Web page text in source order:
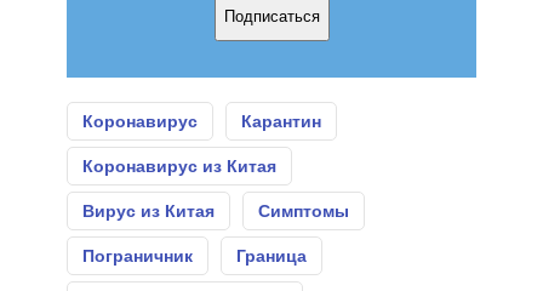
Подписаться
Коронавирус Карантин
Коронавирус из Китая
Вирус из Китая Симптомы
Пограничник Граница